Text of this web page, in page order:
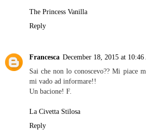
The Princess Vanilla
Reply
Francesca December 18, 2015 at
Sai che non lo conoscevo?? Mi piace
mi vado ad informare!!
Un bacione! F.
La Civetta Stilosa
Reply